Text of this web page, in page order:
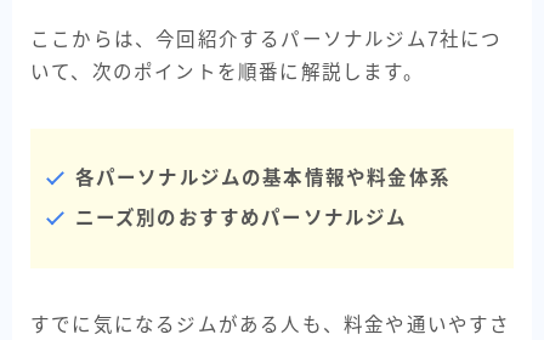
ここからは、今回紹介するパーソナルジム7社につ
いて、次のポイントを順番に解説します。
各パーソナルジムの基本情報や料金体系
ニーズ別のおすすめパーソナルジム
すでに気になるジムがある人も、料金や通いやすさ